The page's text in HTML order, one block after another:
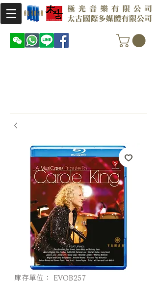
庫存單位： EVOB257